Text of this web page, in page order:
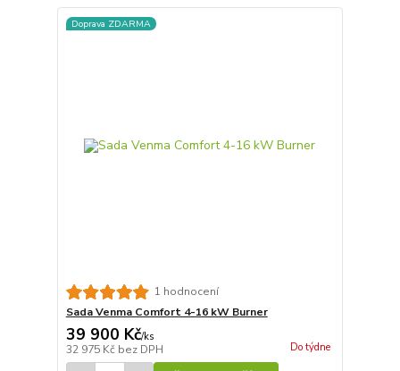
Doprava ZDARMA
1 hodnocení
Sada Venma Comfort 4-16 kW Burner
39 900 Kč/ks
32 975 Kč bez DPH Do týdne